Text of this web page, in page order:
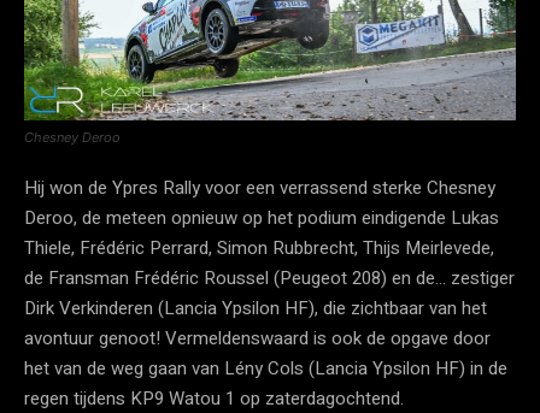
Chesney Deroo
Hij won de Ypres Rally voor een verrassend sterke Chesney
Deroo, de meteen opnieuw op het podium eindigende Lukas
Thiele, Frédéric Perrard, Simon Rubbrecht, Thijs Meirlevede,
de Fransman Frédéric Roussel (Peugeot 208) en de… zestiger
Dirk Verkinderen (Lancia Ypsilon HF), die zichtbaar van het
avontuur genoot! Vermeldenswaard is ook de opgave door
het van de weg gaan van Lény Cols (Lancia Ypsilon HF) in de
regen tijdens KP9 Watou 1 op zaterdagochtend.